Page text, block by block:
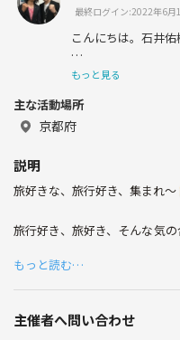
最終ログイン:2022年6月
こんにちは。石井
食べるの大好き♬
もっと見る
主な活動場所
京都府
説明
旅好きな、旅行好き、集まれ
旅行好き、旅好き、そんな気
こんな人、集まれ〜
・海外旅行好き
・国内旅行好き
もっと読む…
主催者へ問い合わせ